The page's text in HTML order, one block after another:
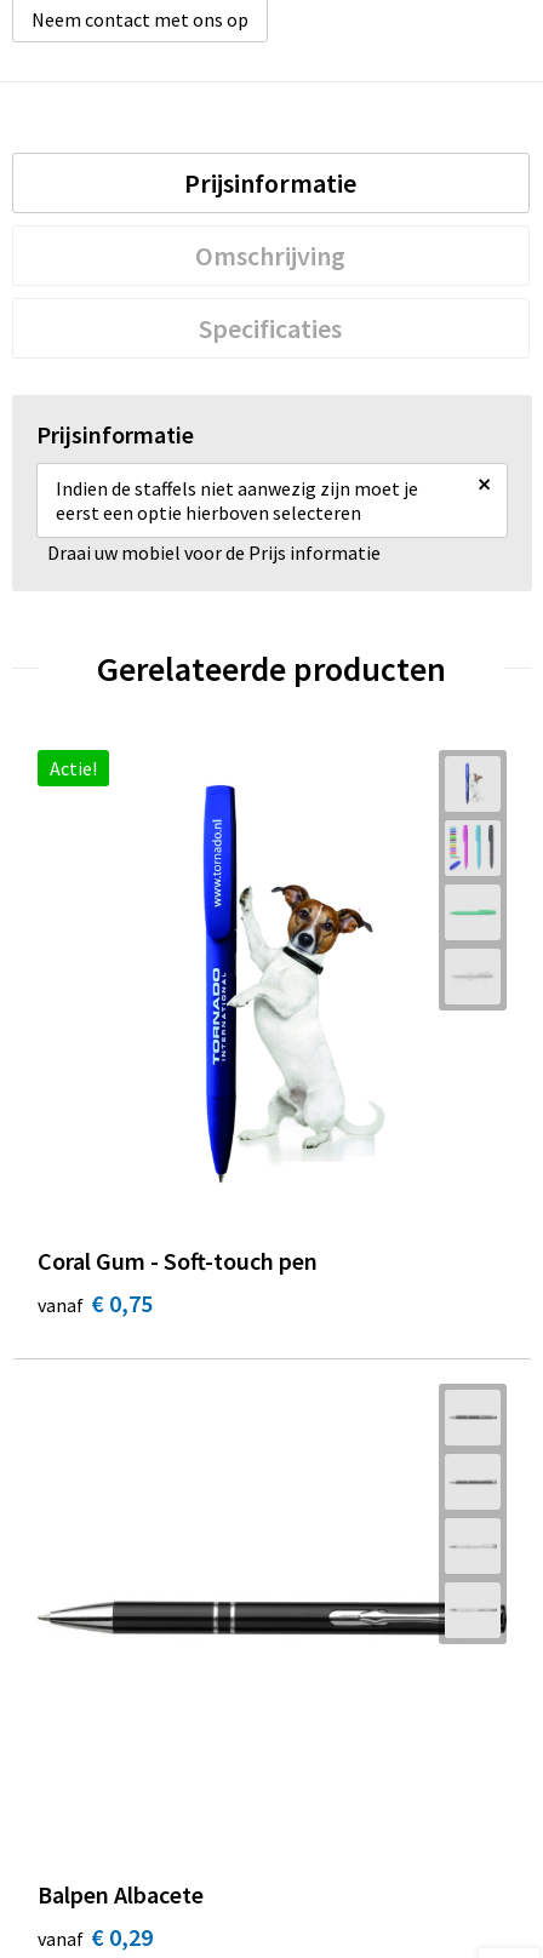
Neem contact met ons op
Prijsinformatie
Omschrijving
Specificaties
Prijsinformatie
Indien de staffels niet aanwezig zijn moet je
eerst een optie hierboven selecteren
×
Draai uw mobiel voor de Prijs informatie
Gerelateerde producten
Actie!
Coral Gum - Soft-touch pen
vanaf € 0,75
Balpen Albacete
vanaf € 0,29